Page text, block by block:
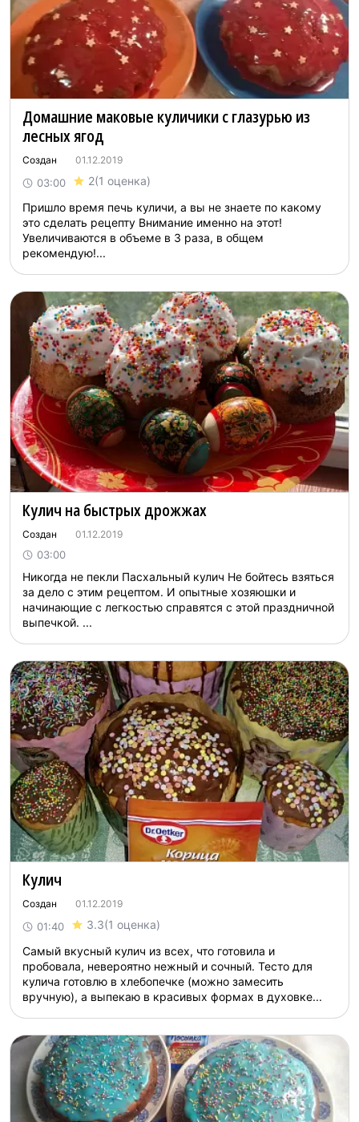
Домашние маковые куличики с глазурью из
лесных ягод
Создан 01.12.2019
03:00 2(1 оценка)
Пришло время печь куличи, а вы не знаете по какому
это сделать рецепту Внимание именно на этот!
Увеличиваются в объеме в 3 раза, в общем
рекомендую!...
Кулич на быстрых дрожжах
Создан 01.12.2019
03:00
Никогда не пекли Пасхальный кулич Не бойтесь взяться
за дело с этим рецептом. И опытные хозяюшки и
начинающие с легкостью справятся с этой праздничной
выпечкой. ...
Кулич
Создан 01.12.2019
01:40 3.3(1 оценка)
Самый вкусный кулич из всех, что готовила и
пробовала, невероятно нежный и сочный. Тесто для
кулича готовлю в хлебопечке (можно замесить
вручную), а выпекаю в красивых формах в духовке...